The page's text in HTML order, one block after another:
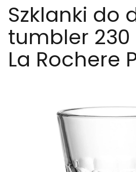
Szklanki do
tumbler 230
La Rochere